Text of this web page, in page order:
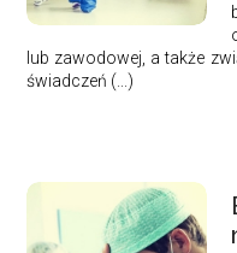
lub zawodowej, a także
świadczeń (...)